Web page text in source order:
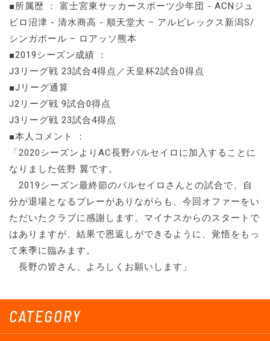
CATEGORY
■所属歴 ： 富士宮東サッカースポーツ少年団 - ACNジュ
ビロ沼津 - 清水商高 - 順天堂大 – アルビレックス新潟S/
シンガポール – ロアッソ熊本
■2019シーズン成績 ：
J3リーグ戦 23試合4得点／天皇杯2試合0得点
■Jリーグ通算
J2リーグ戦 9試合0得点
J3リーグ戦 23試合4得点
■本人コメント ：
「2020シーズンよりAC長野パルセイロに加入することに
なりました佐野 翼です。
2019シーズン最終節のパルセイロさんとの試合で、自
分が退場となるプレーがありながらも、今回オファーをい
ただいたクラブに感謝します。マイナスからのスタートで
はありますが、結果で恩返しができるように、覚悟をもっ
て来季に臨みます。
長野の皆さん、よろしくお願いします」